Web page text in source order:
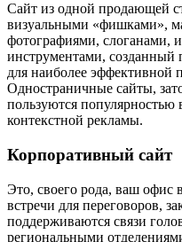
Сайт из одной продающей
визуальными «фишками»,
фотографиями, слоганами,
инструментами, созданный
для наиболее эффективной
Одностраничные сайты,
пользуются популярностью
контекстной рекламы.
Корпоративный сайт
Это, своего рода, ваш офис
встречи для переговоров,
поддерживаются связи
региональными